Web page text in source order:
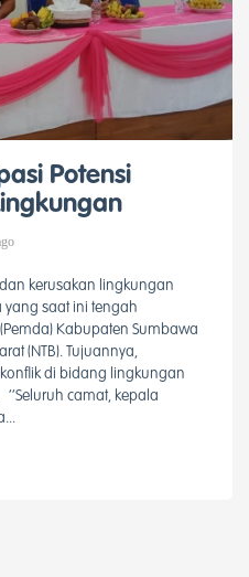
Potensi
kerusakan lingkungan
yang saat ini tengah
Kabupaten Sumbawa
(NTB). Tujuannya,
di bidang lingkungan
camat, kepala